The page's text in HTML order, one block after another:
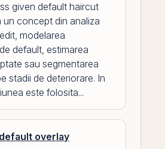
given default haircut
un concept din analiza
modelarea
default, estimarea
sau segmentarea
stadii de deteriorare. In
este folosita...
overlay